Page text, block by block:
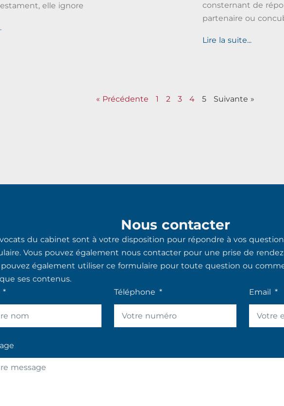
elle ignore
consternant de
partenaire ou
Lire la suite...
« Précédente 1 2 3 4 5 Suivante »
Nous contacter
du cabinet sont à votre disposition pour répondre à vos
Vous pouvez également nous contacter pour une prise de
pouvez également utiliser ce formulaire pour toute question ou
ses contenus.
Téléphone Email